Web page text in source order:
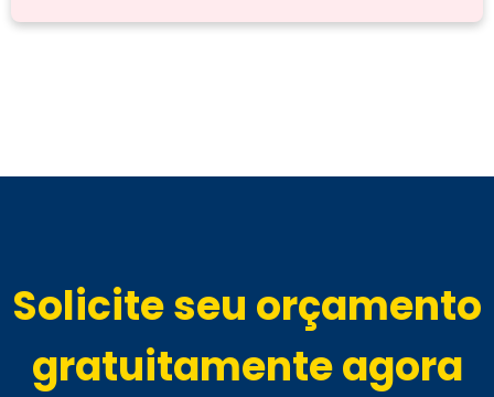
Solicite seu orçamento
gratuitamente agora